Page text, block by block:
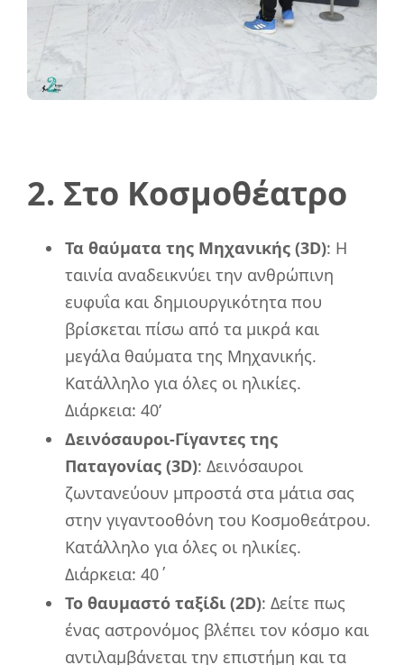
2. Στο Κοσμοθέατρο
Τα θαύματα της Μηχανικής (3D): Η
ταινία αναδεικνύει την ανθρώπινη
ευφυΐα και δημιουργικότητα που
βρίσκεται πίσω από τα μικρά και
μεγάλα θαύματα της Μηχανικής.
Κατάλληλο για όλες οι ηλικίες.
Διάρκεια: 40’
Δεινόσαυροι-Γίγαντες της
Παταγονίας (3D): Δεινόσαυροι
ζωντανεύουν μπροστά στα μάτια σας
στην γιγαντοοθόνη του Κοσμοθεάτρου.
Κατάλληλο για όλες οι ηλικίες.
Διάρκεια: 40΄
Το θαυμαστό ταξίδι (2D): Δείτε πως
ένας αστρονόμος βλέπει τον κόσμο και
αντιλαμβάνεται την επιστήμη και τα